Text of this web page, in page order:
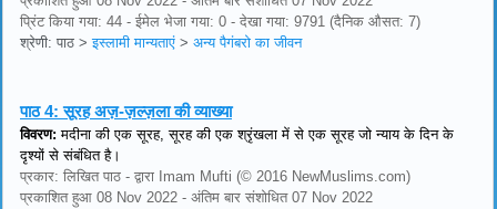
प्रिंट किया गया: 44 - ईमेल भेजा गया: 0 - देखा गया: 9791 (दैनिक औसत: 7)
श्रेणी: पाठ >इस्लामी मान्यताएं > अन्य पैगंबरो का जीवन
पाठ 4:सूरह अज़-ज़ल्ज़ला की व्याख्या
विवरण: मदीना की एक सूरह, सूरह की एक श्रृंखला में से एक सूरह जो न्याय के दिन के
दृश्यों से संबंधित है।
प्रकार: लिखित पाठ - द्वारा Imam Mufti (© 2016 NewMuslims.com)
प्रकाशित हुआ 08 Nov 2022 - अंतिम बार संशोधित 07 Nov 2022